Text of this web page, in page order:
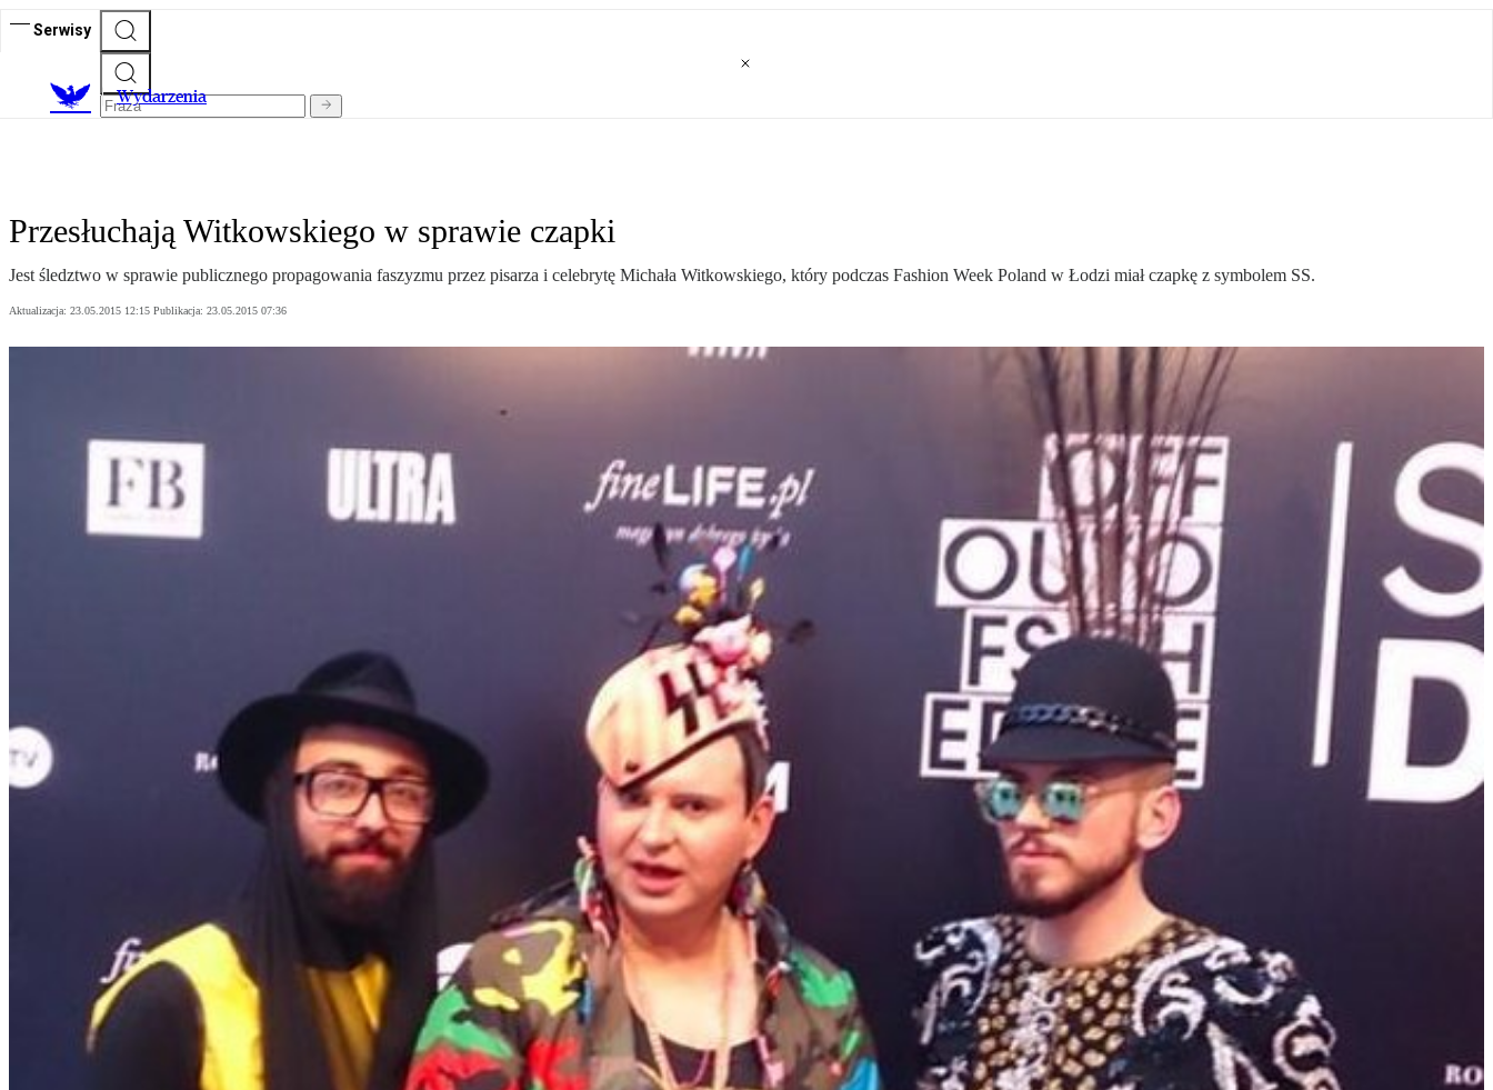
Serwisy
Wydarzenia
Przesłuchają Witkowskiego w sprawie czapki
Jest śledztwo w sprawie publicznego propagowania faszyzmu przez pisarza i celebrytę Michała Witkowskiego, który podczas Fashion Week Poland w Łodzi miał czapkę z symbolem SS.
Aktualizacja: 23.05.2015 12:15 Publikacja: 23.05.2015 07:36